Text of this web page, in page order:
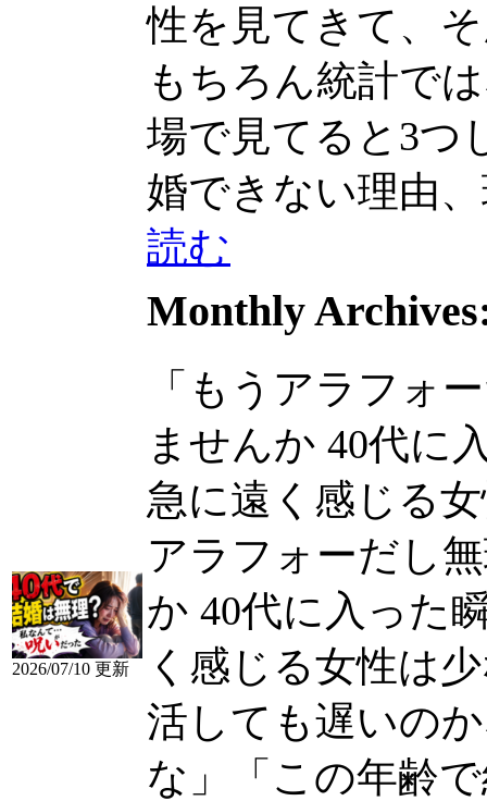
性を見てきて、
もちろん統計で
場で見てると3つ
婚できない理由
読む
2026/07/10 更新
Monthly
「もうアラフォ
ませんか 40代に
急に遠く感じる
アラフォーだし
か 40代に入った
く感じる女性は
活しても遅いの
な」「この年齢